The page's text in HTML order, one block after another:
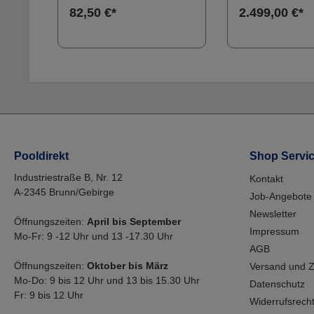
folgenden Artikeln: 2 Stk. T-
82,50 €* 2.499,00 €*
Pooldirekt
Industriestraße B, Nr. 12
A-2345 Brunn/Gebirge
Öffnungszeiten: April bis September
Mo-Fr: 9 -12 Uhr und 13 -17.30 Uhr
Öffnungszeiten: Oktober bis März
Mo-Do: 9 bis 12 Uhr und 13 bis 15.30 Uhr
Fr: 9 bis 12 Uhr
Shop
Kontakt
Job-Angebote
Newsletter
Impressum
AGB
Versand und
Datenschutz
Widerrufsrecht